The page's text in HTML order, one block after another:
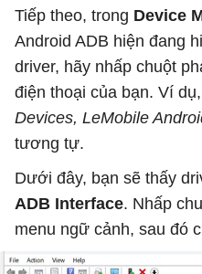
Tiếp theo, trong Device
Android ADB hiện đang
driver, hãy nhấp chuột
điện thoại của bạn. Ví
Devices, LeMobile
tương tự.
Dưới đây, bạn sẽ thấy
ADB Interface. Nhấp
menu ngữ cảnh, sau đó